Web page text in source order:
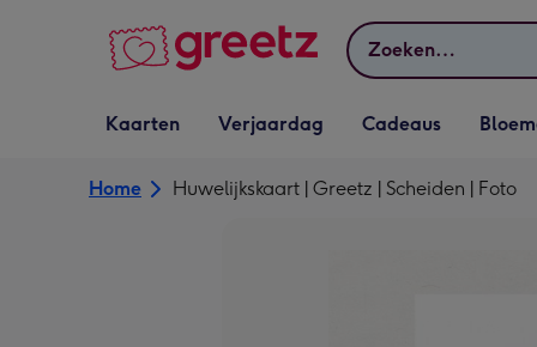
Zoeken
Vervolgkeuzelijst
Kaarten openen
Kaarten
Vervolgkeuzelijst
Verjaardag openen
Verjaardag
Vervolgkeuzelijst
Cadeaus openen
Cadeaus
Bloemen
Home Huwelijkskaart | Greetz | Scheiden | Foto